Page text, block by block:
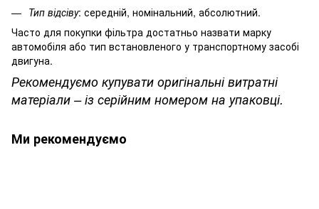
Тип відсіву: середній, номінальний, абсолютний.
Часто для покупки фільтра достатньо назвати марку
автомобіля або тип встановленого у транспортному засобі
двигуна.
Рекомендуємо купувати оригінальні витратні
матеріали – із серійним номером на упаковці.
Ми рекомендуємо